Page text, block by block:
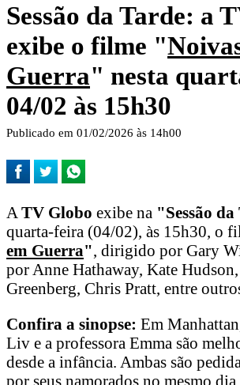
Sessão da Tarde: a
exibe o filme "
Guerra" nesta
04/02 às 15h30
Publicado em 01/02/2026 às 14h00
A TV Globo exibe na "Sessão
quarta-feira (04/02), às 15h30, o
em Guerra", dirigido por Gary
por Anne Hathaway, Kate
Greenberg, Chris Pratt, entre
Confira a sinopse: Em
Liv e a professora Emma são
desde a infância. Ambas são
por seus namorados no mesmo dia